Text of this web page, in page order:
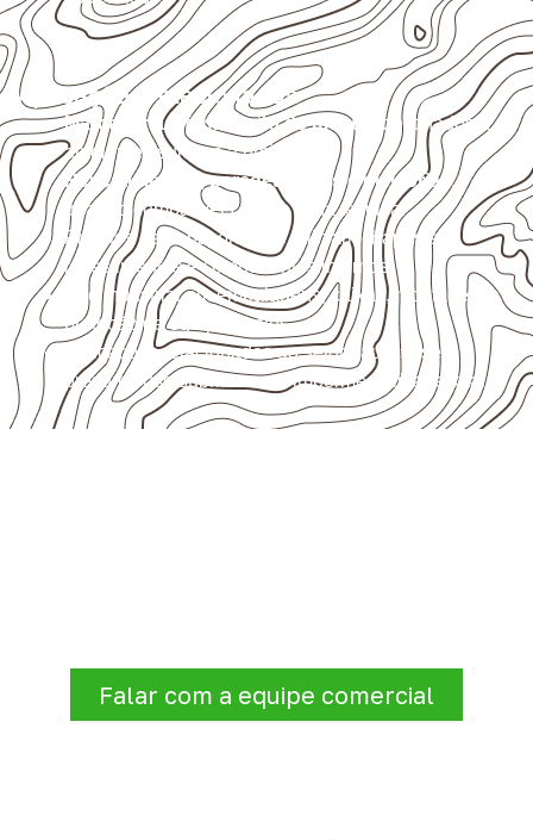
Aplicações relacionadas
Marcenaria e fabricação de móveis
destinados a
ambientes sujeitos à umidade.
Revestimentos, paredes, pisos e divisórias ,
quando compatíveis com a ficha técnica.
Projetos de transporte que utilizam chapas em
revestimentos e componentes internos.
Uso industrial em embalagens, caixas, montagem e
proteção de equipamentos.
Aplicações relacionadas ao setor náutico, sem
presumir uso submerso ou impermeabilidade total.
Falar com a equipe comercial